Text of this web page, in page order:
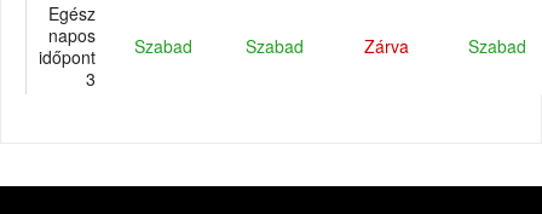
Egész
napos
időpont
3
Szabad Szabad Zárva Szabad